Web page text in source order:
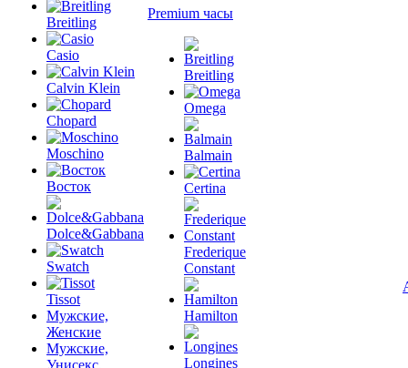
Breitling
Casio
Calvin Klein
Chopard
Moschino
Восток
Dolce&Gabbana
Swatch
Tissot
Мужские,
Женские
Мужские,
Унисекс,
Premium часы
Breitling
Omega
Balmain
Certina
Frederique
Constant
Hamilton
Longines